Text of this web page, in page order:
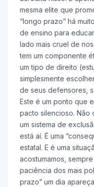
mesma elite que
“longo prazo” há
de ensino para
lado mais cruel de
tem um componente
um tipo de direito
simplesmente
de seus defensores,
Este é um ponto que
pacto silencioso. Não
um sistema de
está aí. É uma
estatal. E é uma
acostumamos,
paciência dos mais
prazo” um dia